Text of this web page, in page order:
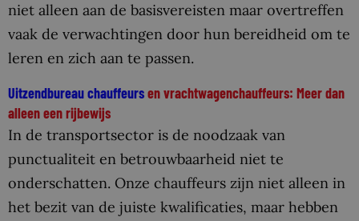
niet alleen aan de basisvereisten maar overtreffen
vaak de verwachtingen door hun bereidheid om te
leren en zich aan te passen.
Uitzendbureau chauffeursen vrachtwagenchauffeurs: Meer dan
alleen een rijbewijs
In de transportsector is de noodzaak van
punctualiteit en betrouwbaarheid niet te
onderschatten. Onze chauffeurs zijn niet alleen in
het bezit van de juiste kwalificaties, maar hebben